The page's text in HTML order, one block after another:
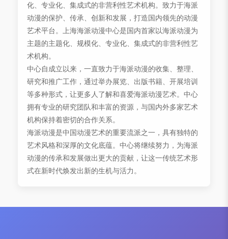
化、专业化、集成式的非营利性艺术机构。致力于海派
动漫的保护、传承、创新和发展，打造国内领先的动漫
艺术平台。上海海派动漫中心是国内首家以海派动漫为
主题的主题化、规模化、专业化、集成式的非营利性艺
术机构。
中心自成立以来，一直致力于海派动漫的收集、整理、
研究和推广工作，通过举办展览、出版书籍、开展培训
等多种形式，让更多人了解和喜爱海派动漫艺术。中心
拥有专业的研究团队和丰富的资源，与国内外多家艺术
机构保持着密切的合作关系。
海派动漫是中国动漫艺术的重要流派之一，具有独特的
艺术风格和深厚的文化底蕴。中心将继续努力，为海派
动漫的传承和发展做出更大的贡献，让这一传统艺术形
式在新时代焕发出新的生机与活力。